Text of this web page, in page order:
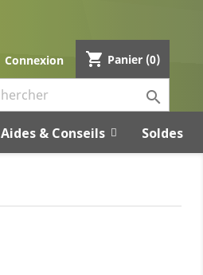
Connexion shopping_cart Panier (0)

Aides & Conseils Soldes